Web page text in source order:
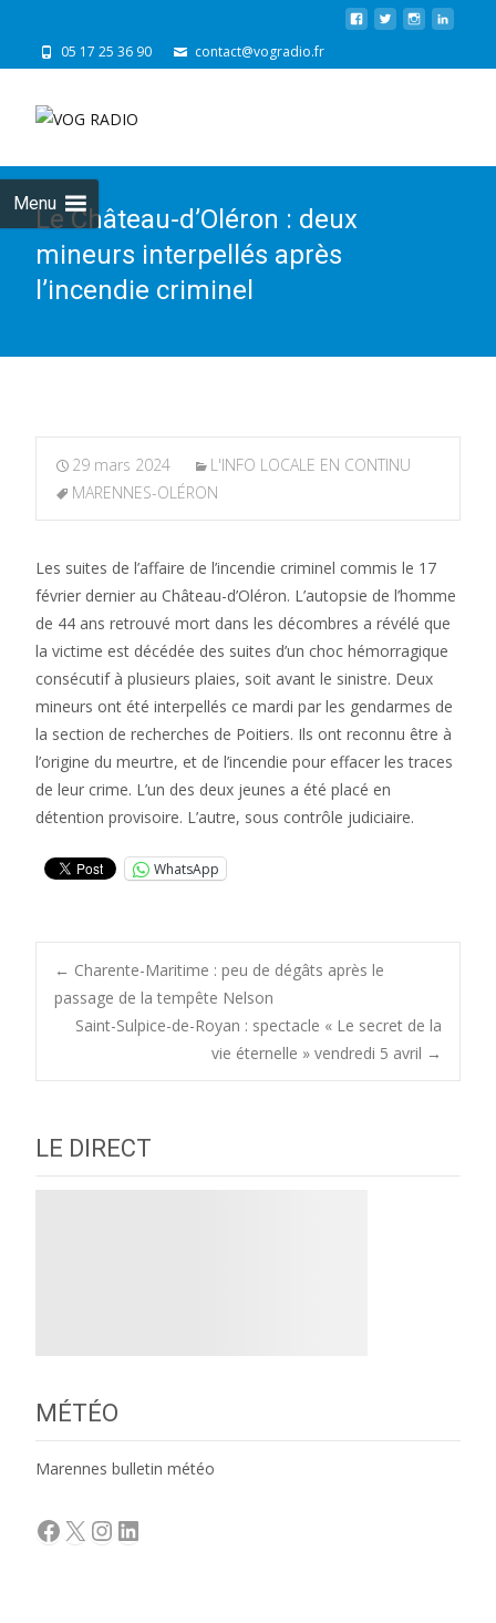
05 17 25 36 90 contact@vogradio.fr
Menu
Le Château-d’Oléron : deux
mineurs interpellés après
l’incendie criminel
29 mars 2024
L'INFO LOCALE EN CONTINU
MARENNES-OLÉRON
Les suites de l’affaire de l’incendie criminel commis le 17
février dernier au Château-d’Oléron. L’autopsie de l’homme
de 44 ans retrouvé mort dans les décombres a révélé que
la victime est décédée des suites d’un choc hémorragique
consécutif à plusieurs plaies, soit avant le sinistre. Deux
mineurs ont été interpellés ce mardi par les gendarmes de
la section de recherches de Poitiers. Ils ont reconnu être à
l’origine du meurtre, et de l’incendie pour effacer les traces
de leur crime. L’un des deux jeunes a été placé en
détention provisoire. L’autre, sous contrôle judiciaire.
WhatsApp
Post
navigation
← Charente-Maritime : peu de dégâts après le
passage de la tempête Nelson
Saint-Sulpice-de-Royan : spectacle « Le secret de la
vie éternelle » vendredi 5 avril →
LE DIRECT
MÉTÉO
Marennes bulletin météo
Facebook
X Instagram
LinkedIn